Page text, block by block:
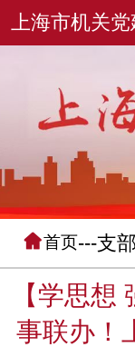
首页---支
【学思想
事联办！